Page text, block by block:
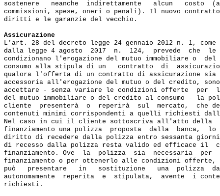
sostenere   neanche  indirettamente   alcun   costo
commissioni, spese, oneri o penali). Il nuovo
diritti e le garanzie del vecchio.
Assicurazione
L’art. 28 del decreto legge 24 gennaio 2012 n. 1,
dalla legge 4 agosto  2017  n.  124,  prevede  che  le
condizionano l'erogazione del mutuo immobiliare o
consumo alla stipula di un   contratto  di
qualora l'offerta di un contratto di assicurazione sia
accessoria all'erogazione del mutuo o del credito,
accettare - senza variare le condizioni offerte  per
del mutuo immobiliare o del credito al consumo - la
cliente  presenterà  o  reperirà  sul  mercato,  che
contenuti minimi corrispondenti a quelli richiesti
Nel caso in cui il cliente sottoscriva all'atto della
finanziamento una polizza  proposta  dalla  banca,
diritto di recedere dalla polizza entro sessanta
di recesso dalla polizza resta valido ed efficace il
finanziamento. Ove  la  polizza  sia  necessaria
finanziamento o per ottenerlo alle condizioni
può   presentare   in   sostituzione   una  polizza
autonomamente  reperita  e  stipulata,  avente  i
richiesti.